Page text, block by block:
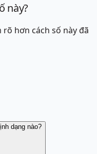
này?
hơn cách số này đã
dạng nào?